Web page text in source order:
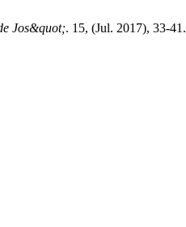
Jos&quot;. 15, (Jul. 2017), 33-41.